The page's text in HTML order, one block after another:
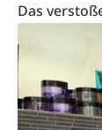
Das